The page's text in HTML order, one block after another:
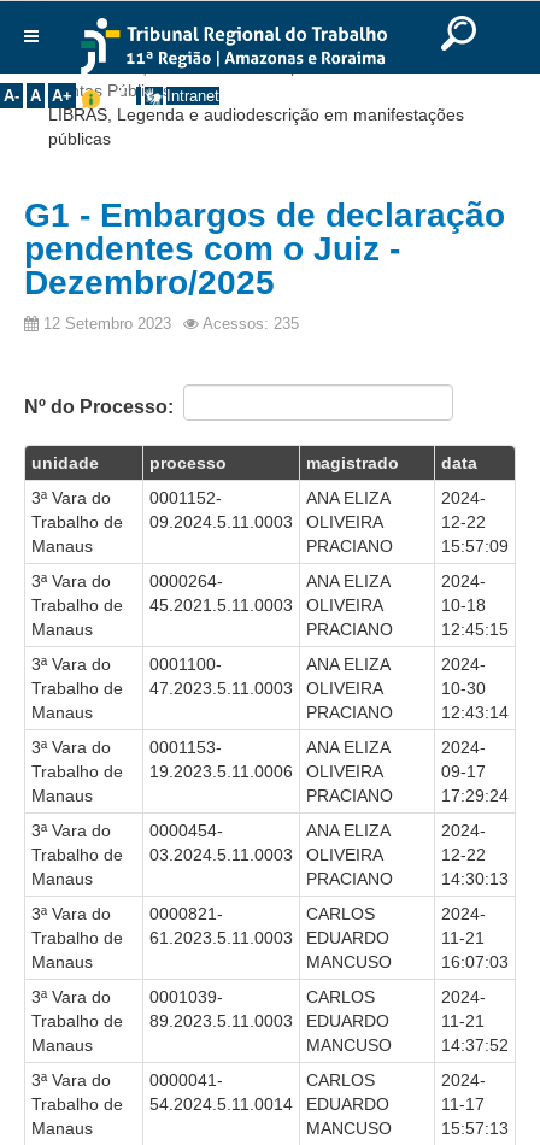
Ir para o rodapé
English
Português Español
A- A A+ Intranet
Institucional
Histórico
Corregedoria
Composição
Desembargadores
Seções Especializadas
Juízes Roraima
Juízes Interior
Diretores
Comitês
Comitê Gestor Regional do PJe
Comitê Gestor Regional do e-Gestão e de Tabelas
Processuais Unificadas
Comitê do Datajud
Comissão Regional de Pesquisa Judiciária e Ciência de
Dados
Comitê de Priorização do Primeiro Grau
Comissão de Uniformização de Jurisprudência
Comitê de Gestão de Pessoas
Comissão de Vitaliciamento
Comitê de Atenção Integral à Saúde de Magistrados e
Comitê de Segurança Permanente
Você está aqui:Início >> Transparência >>
Contas Públicas >>
LIBRAS, Legenda e audiodescrição em manifestações
públicas
G1 - Embargos de declaração
pendentes com o Juiz -
Dezembro/2025
12 Setembro 2023 Acessos: 235
Nº do Processo:
unidade processo magistrado
data
3ª Vara do
Trabalho de
Manaus
0001152-
09.2024.5.11.0003
ANA ELIZA
OLIVEIRA
PRACIANO
2024-
12-22
15:57:09
3ª Vara do
Trabalho de
Manaus
0000264-
45.2021.5.11.0003
ANA ELIZA
OLIVEIRA
PRACIANO
2024-
10-18
12:45:15
3ª Vara do
Trabalho de
Manaus
0001100-
47.2023.5.11.0003
ANA ELIZA
OLIVEIRA
PRACIANO
2024-
10-30
12:43:14
3ª Vara do
Trabalho de
Manaus
0001153-
19.2023.5.11.0006
ANA ELIZA
OLIVEIRA
PRACIANO
2024-
09-17
17:29:24
3ª Vara do
Trabalho de
Manaus
0000454-
03.2024.5.11.0003
ANA ELIZA
OLIVEIRA
PRACIANO
2024-
12-22
14:30:13
3ª Vara do
Trabalho de
Manaus
0000821-
61.2023.5.11.0003
CARLOS
EDUARDO
MANCUSO
2024-
11-21
16:07:03
3ª Vara do
Trabalho de
Manaus
0001039-
89.2023.5.11.0003
CARLOS
EDUARDO
MANCUSO
2024-
11-21
14:37:52
3ª Vara do
Trabalho de
Manaus
0000041-
54.2024.5.11.0014
CARLOS
EDUARDO
MANCUSO
2024-
11-17
15:57:13